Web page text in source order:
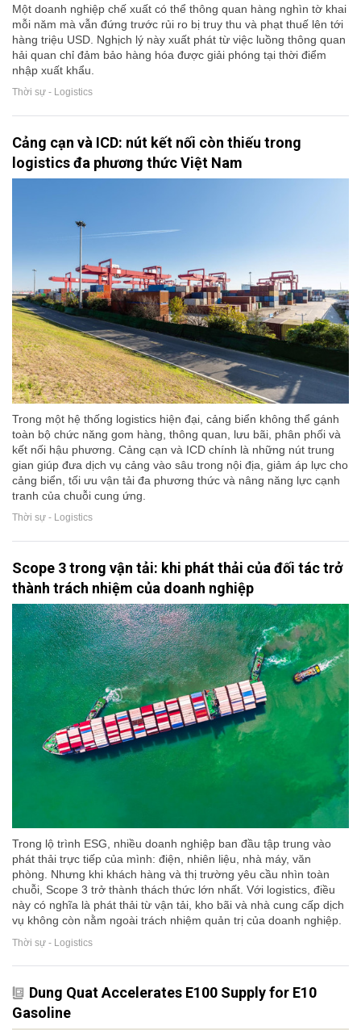
Một doanh nghiệp chế xuất có thể thông quan hàng nghìn tờ khai
mỗi năm mà vẫn đứng trước rủi ro bị truy thu và phạt thuế lên tới
hàng triệu USD. Nghịch lý này xuất phát từ việc luồng thông quan
hải quan chỉ đảm bảo hàng hóa được giải phóng tại thời điểm
nhập xuất khẩu.
Thời sự - Logistics
Cảng cạn và ICD: nút kết nối còn thiếu trong
logistics đa phương thức Việt Nam
Trong một hệ thống logistics hiện đại, cảng biển không thể gánh
toàn bộ chức năng gom hàng, thông quan, lưu bãi, phân phối và
kết nối hậu phương. Cảng cạn và ICD chính là những nút trung
gian giúp đưa dịch vụ cảng vào sâu trong nội địa, giảm áp lực cho
cảng biển, tối ưu vận tải đa phương thức và nâng năng lực cạnh
tranh của chuỗi cung ứng.
Thời sự - Logistics
Scope 3 trong vận tải: khi phát thải của đối tác trở
thành trách nhiệm của doanh nghiệp
Trong lộ trình ESG, nhiều doanh nghiệp ban đầu tập trung vào
phát thải trực tiếp của mình: điện, nhiên liệu, nhà máy, văn
phòng. Nhưng khi khách hàng và thị trường yêu cầu nhìn toàn
chuỗi, Scope 3 trở thành thách thức lớn nhất. Với logistics, điều
này có nghĩa là phát thải từ vận tải, kho bãi và nhà cung cấp dịch
vụ không còn nằm ngoài trách nhiệm quản trị của doanh nghiệp.
Thời sự - Logistics
Dung Quat Accelerates E100 Supply for E10
Gasoline